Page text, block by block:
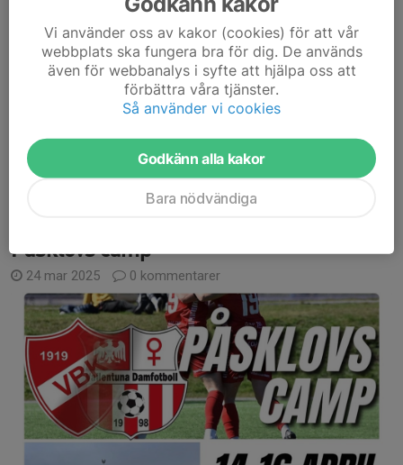
Äntligen!
5 april är det nu äntligen dax att ta klivet ut på fotbollsplanen
igen! Som vi har längtat!
Benskydd, fotbollsskor, kläder efter väder (tänk lager på lager så
att baren kan ta...
Påsklovs camp
24 mar 2025 0 kommentarer
Vi använder oss av kakor (cookies) för att vår
webbplats ska fungera bra för dig. De används
även för webbanalys i syfte att hjälpa oss att
förbättra våra tjänster.
Så använder vi cookies
Godkänn alla kakor
Bara nödvändiga